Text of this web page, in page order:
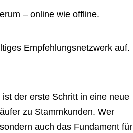
– online wie offline.
Empfehlungsnetzwerk auf.
der erste Schritt in eine neue
zu Stammkunden. Wer
auch das Fundament für